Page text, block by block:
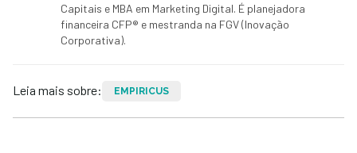
Capitais e MBA em Marketing Digital. É planejadora
financeira CFP® e mestranda na FGV (Inovação
Corporativa).
Leia mais sobre: EMPIRICUS